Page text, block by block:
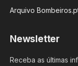
Arquivo
Newsletter
Receba as últimas